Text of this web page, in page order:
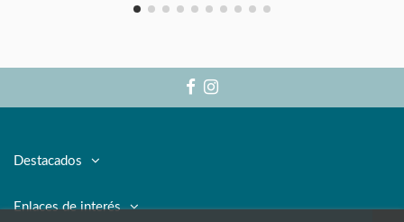
Destacados
Enlaces de interés